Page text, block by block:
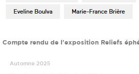
Compte rendu de l'exposition Reliefs
Automne 2025